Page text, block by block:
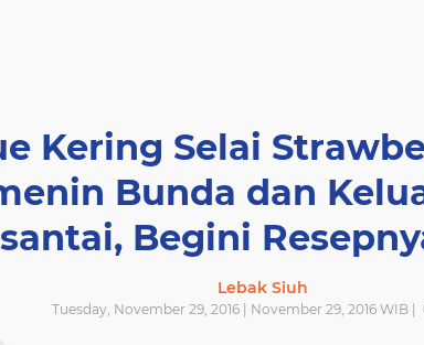
Kering Selai
Bunda dan
santai, Begini
Lebak Siuh
Tuesday, November 29, 2016 | November 29, 2016 WIB |